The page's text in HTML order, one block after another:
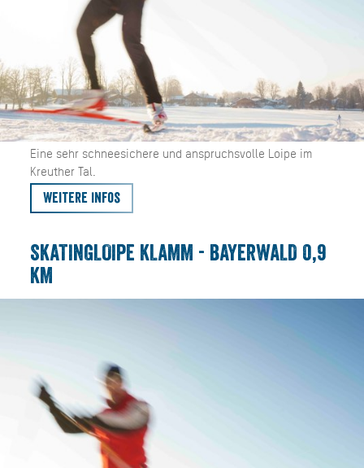
Eine sehr schneesichere und anspruchsvolle Loipe im
Kreuther Tal.
Weitere Infos
SKATINGLOIPE KLAMM - BAYERWALD 0,9
KM